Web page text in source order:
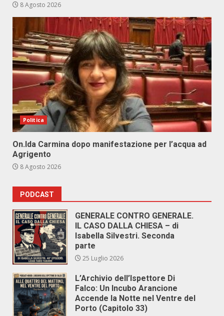
8 Agosto 2026
Politica
On.Ida Carmina dopo manifestazione per l’acqua ad
Agrigento
8 Agosto 2026
PODCAST
GENERALE CONTRO GENERALE.
IL CASO DALLA CHIESA – di
Isabella Silvestri. Seconda
parte
25 Luglio 2026
L’Archivio dell’Ispettore Di
Falco: Un Incubo Arancione
Accende la Notte nel Ventre del
Porto (Capitolo 33)